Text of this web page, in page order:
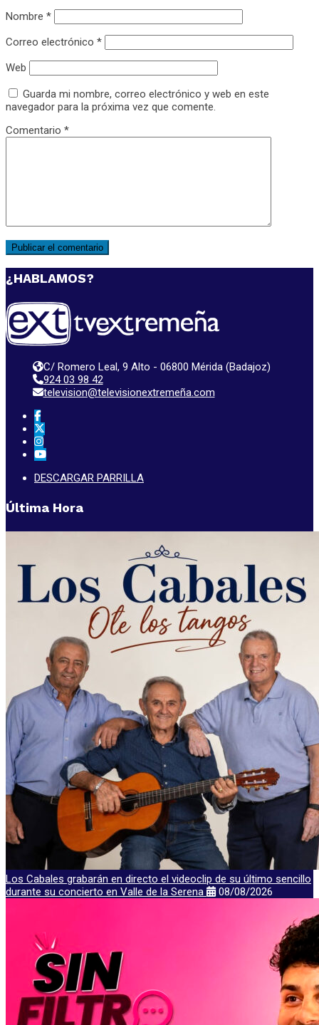
Nombre *
Correo electrónico *
Web
Guarda mi nombre, correo electrónico y web en este
navegador para la próxima vez que comente.
Comentario *
¿HABLAMOS?
C/ Romero Leal, 9 Alto - 06800 Mérida (Badajoz)
924 03 98 42
television@televisionextremeña.com
DESCARGAR PARRILLA
Última Hora
Los Cabales grabarán en directo el videoclip de su último sencillo
durante su concierto en Valle de la Serena
08/08/2026